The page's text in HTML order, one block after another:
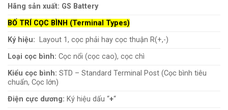
Hãng sản xuất: GS Battery
BỐ TRÍ CỌC BÌNH (Terminal Types)
Ký hiệu: Layout 1, cọc phải hay cọc thuận R(+,-)
Loại cọc bình: Cọc nổi (cọc cao), cọc chì
Kiểu cọc bình: STD – Standard Terminal Post (Cọc bình tiêu
chuẩn, Cọc lớn)
Điện cực dương: Ký hiệu dấu “+“